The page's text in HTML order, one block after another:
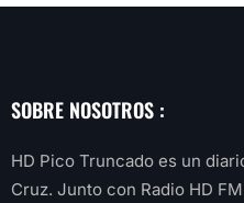
SOBRE NOSOTROS :
HD Pico Truncado es un
Cruz. Junto con Radio HD